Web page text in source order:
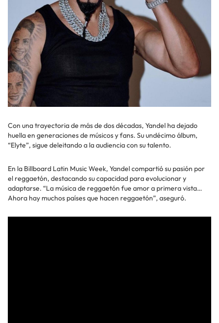
Con una trayectoria de más de dos décadas, Yandel ha dejado
huella en generaciones de músicos y fans. Su undécimo álbum,
“Elyte”, sigue deleitando a la audiencia con su talento.
En la Billboard Latin Music Week, Yandel compartió su pasión por
el reggaetón, destacando su capacidad para evolucionar y
adaptarse. “La música de reggaetón fue amor a primera vista…
Ahora hay muchos países que hacen reggaetón”, aseguró.